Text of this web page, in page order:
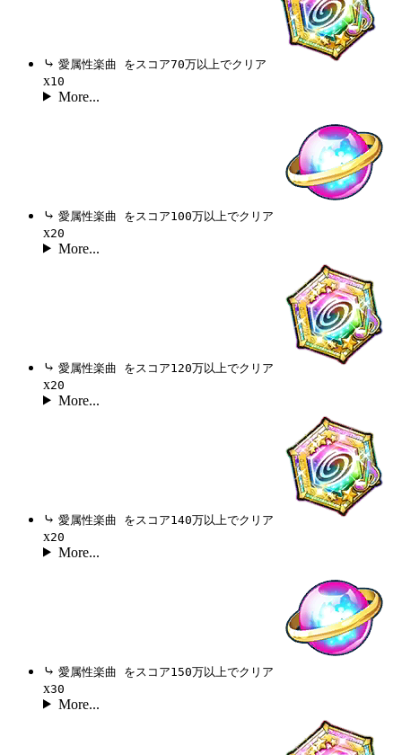
⤷ 愛属性楽曲 をスコア70万以上でクリア
x10
More...
⤷ 愛属性楽曲 をスコア100万以上でクリア
x20
More...
⤷ 愛属性楽曲 をスコア120万以上でクリア
x20
More...
⤷ 愛属性楽曲 をスコア140万以上でクリア
x20
More...
⤷ 愛属性楽曲 をスコア150万以上でクリア
x30
More...